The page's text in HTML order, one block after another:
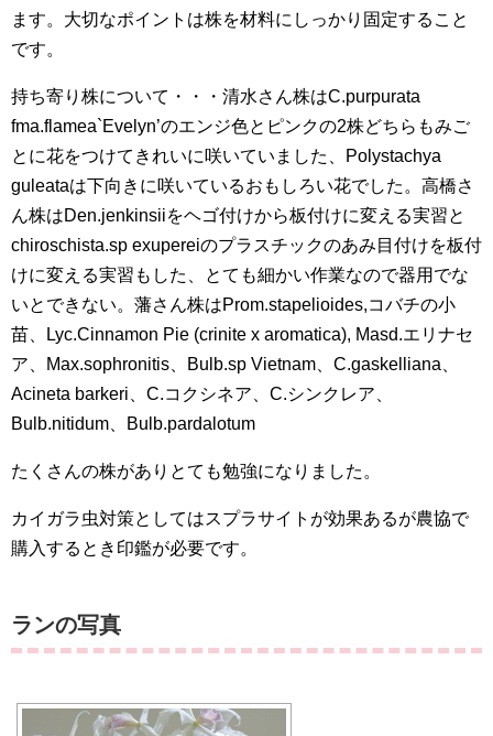
ます。大切なポイントは株を材料にしっかり固定すること
です。
持ち寄り株について・・・清水さん株はC.purpurata
fma.flamea`Evelyn’のエンジ色とピンクの2株どちらもみご
とに花をつけてきれいに咲いていました、Polystachya
guleataは下向きに咲いているおもしろい花でした。高橋さ
ん株はDen.jenkinsiiをヘゴ付けから板付けに変える実習と
chiroschista.sp exupereiのプラスチックのあみ目付けを板付
けに変える実習もした、とても細かい作業なので器用でな
いとできない。藩さん株はProm.stapelioides,コバチの小
苗、Lyc.Cinnamon Pie (crinite x aromatica), Masd.エリナセ
ア、Max.sophronitis、Bulb.sp Vietnam、C.gaskelliana、
Acineta barkeri、C.コクシネア、C.シンクレア、
Bulb.nitidum、Bulb.pardalotum
たくさんの株がありとても勉強になりました。
カイガラ虫対策としてはスプラサイトが効果あるが農協で
購入するとき印鑑が必要です。
ランの写真